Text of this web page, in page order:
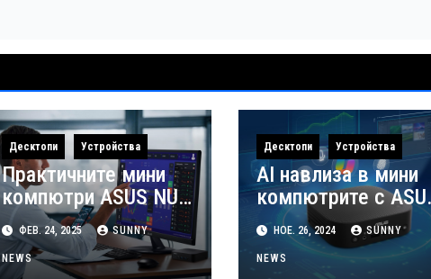
Десктопи Устройства
Практичните мини
компютри ASUS NUC
14 Essential вече се
предлагат в
България
ФЕВ. 24, 2025 SUNNY
NEWS
Десктопи Устройства
AI навлиза в мини
компютрите с
NUC 14 Pro AI
НОЕ. 26, 2024 SUNNY
NEWS